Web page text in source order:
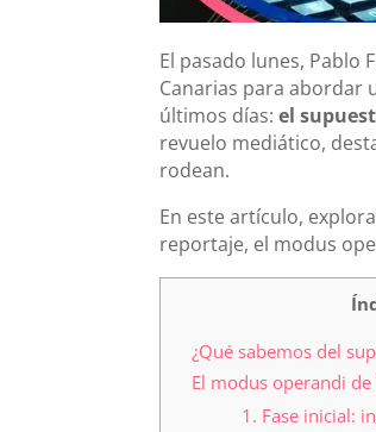
El pasado lunes, Pablo
Canarias para abordar
últimos días:el
revuelo mediático,
rodean.
En este artículo,
reportaje, el modus
¿Qué sabemos del
El modus operandi
1. Fase inicial: